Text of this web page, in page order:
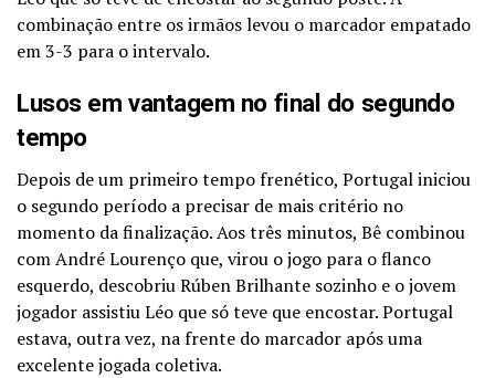
combinação entre os irmãos levou o marcador empatado
em 3-3 para o intervalo.
Lusos em vantagem no final do segundo
tempo
Depois de um primeiro tempo frenético, Portugal iniciou
o segundo período a precisar de mais critério no
momento da finalização. Aos três minutos, Bê combinou
com André Lourenço que, virou o jogo para o flanco
esquerdo, descobriu Rúben Brilhante sozinho e o jovem
jogador assistiu Léo que só teve que encostar. Portugal
estava, outra vez, na frente do marcador após uma
excelente jogada coletiva.